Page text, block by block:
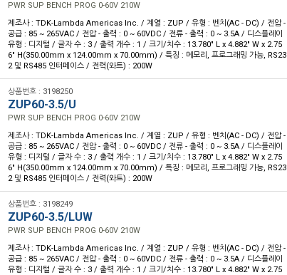
PWR SUP BENCH PROG 0-60V 210W
제조사 : TDK-Lambda Americas Inc. / 계열 : ZUP / 유형 : 벤치(AC - DC) / 전압 -
공급 : 85 ~ 265VAC / 전압 - 출력 : 0 ~ 60VDC / 전류 - 출력 : 0 ~ 3.5A / 디스플레이
유형 : 디지털 / 글자 수 : 3 / 출력 개수 : 1 / 크기/치수 : 13.780" L x 4.882" W x 2.75
6" H(350.00mm x 124.00mm x 70.00mm) / 특징 : 메모리, 프로그래밍 가능, RS23
2 및 RS485 인터페이스 / 전력(와트) : 200W
상품번호 : 3198250
ZUP60-3.5/U
PWR SUP BENCH PROG 0-60V 210W
제조사 : TDK-Lambda Americas Inc. / 계열 : ZUP / 유형 : 벤치(AC - DC) / 전압 -
공급 : 85 ~ 265VAC / 전압 - 출력 : 0 ~ 60VDC / 전류 - 출력 : 0 ~ 3.5A / 디스플레이
유형 : 디지털 / 글자 수 : 3 / 출력 개수 : 1 / 크기/치수 : 13.780" L x 4.882" W x 2.75
6" H(350.00mm x 124.00mm x 70.00mm) / 특징 : 메모리, 프로그래밍 가능, RS23
2 및 RS485 인터페이스 / 전력(와트) : 200W
상품번호 : 3198249
ZUP60-3.5/LUW
PWR SUP BENCH PROG 0-60V 210W
제조사 : TDK-Lambda Americas Inc. / 계열 : ZUP / 유형 : 벤치(AC - DC) / 전압 -
공급 : 85 ~ 265VAC / 전압 - 출력 : 0 ~ 60VDC / 전류 - 출력 : 0 ~ 3.5A / 디스플레이
유형 : 디지털 / 글자 수 : 3 / 출력 개수 : 1 / 크기/치수 : 13.780" L x 4.882" W x 2.75